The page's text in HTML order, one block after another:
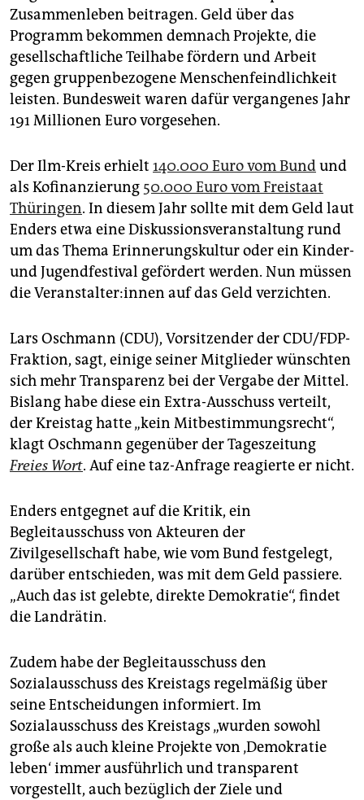
Zusammenleben beitragen. Geld über das
Programm bekommen demnach Projekte, die
gesellschaftliche Teilhabe fördern und Arbeit
gegen gruppenbezogene Menschenfeindlichkeit
leisten. Bundesweit waren dafür vergangenes Jahr
191 Millionen Euro vorgesehen.
Der Ilm-Kreis erhielt 140.000 Euro vom Bundund
als Kofinanzierung 50.000 Euro vom Freistaat
Thüringen. In diesem Jahr sollte mit dem Geld laut
Enders etwa eine Diskussionsveranstaltung rund
um das Thema Erinnerungskultur oder ein Kinder-
und Jugendfestival gefördert werden. Nun müssen
die Ver­an­stal­te­r:in­nen auf das Geld verzichten.
Lars Oschmann (CDU), Vorsitzender der CDU/FDP-
Fraktion, sagt, einige seiner Mitglieder wünschten
sich mehr Transparenz bei der Vergabe der Mittel.
Bislang habe diese ein Extra-Ausschuss verteilt,
der Kreistag hatte „kein Mitbestimmungsrecht“,
klagt Oschmann gegenüber der Tageszeitung
Freies Wort. Auf eine taz-Anfrage reagierte er nicht.
Enders entgegnet auf die Kritik, ein
Begleitausschuss von Akteuren der
Zivilgesellschaft habe, wie vom Bund festgelegt,
darüber entschieden, was mit dem Geld passiere.
„Auch das ist gelebte, direkte Demokratie“, findet
die Landrätin.
Zudem habe der Begleitausschuss den
Sozialausschuss des Kreistags regelmäßig über
seine Entscheidungen informiert. Im
Sozialausschuss des Kreistags „wurden sowohl
große als auch kleine Projekte von ‚Demokratie
leben‘ immer ausführlich und transparent
vorgestellt, auch bezüglich der Ziele und